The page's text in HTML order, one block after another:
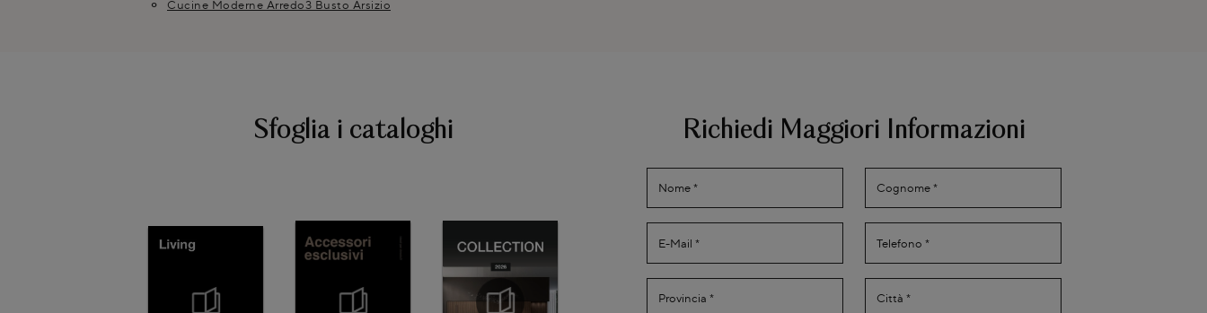
Cucine Moderne Arredo3 Busto Arsizio
Sfoglia i cataloghi Richiedi Maggiori Informazioni